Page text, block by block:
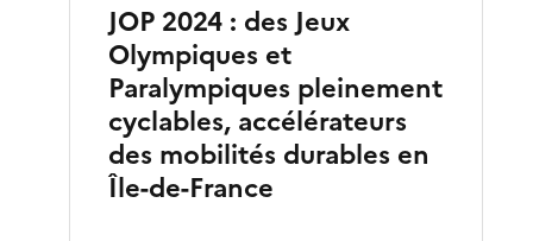
JOP 2024 : des Jeux
Olympiques et
Paralympiques pleinement
cyclables, accélérateurs
des mobilités durables en
Île-de-France